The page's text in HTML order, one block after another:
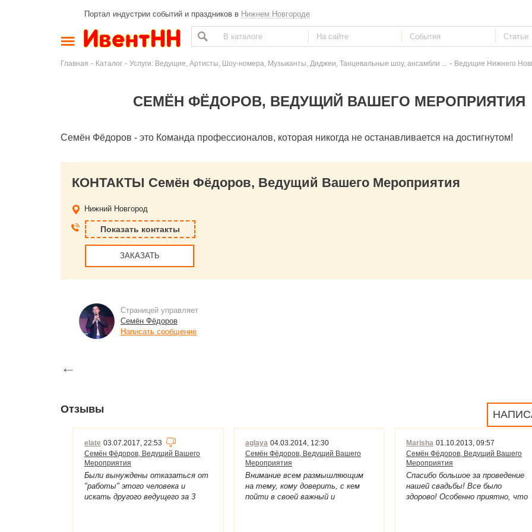
Портал индустрии событий и праздников в Нижнем Новгороде
Главная - Каталог - Услуги: Ведущие, Артисты, Шоу-номера, Музыканты, Диджеи, Танцевальные шоу, ансамбли ... - Ведущие Нижнего
СЕМЁН ФЁДОРОВ, ВЕДУЩИЙ ВАШЕГО МЕРОПРИЯТИЯ
Семён Фёдоров - это Команда профессионалов, которая никогда не останавливается на достигнутом!
КОНТАКТЫ Семён Фёдоров, Ведущий Вашего Мероприятия
Нижний Новгород
Показать контакты
ЗАКАЗАТЬ
Страницей управляет
Семён Фёдоров
Написать сообщение
←
Отзывы
elate 03.07.2017, 22:53
Семён Фёдоров, Ведущий Вашего
Мероприятия
Были вынуждены отказаться от
"работы" этого человека и
искать другого ведущего за 3
aglaya 04.03.2014, 12:30
Семён Фёдоров, Ведущий Вашего
Мероприятия
Внимание всем размышляющим
на тему, кому доверить, с кем
пойти в своей важный и
Marisha 01.10.2013, 09:57
Семён Фёдоров, Ведущий Вашего
Мероприятия
Спасибо большое за проведение
нашей свадьбы! Все было
здорово! Особенно приятно, что